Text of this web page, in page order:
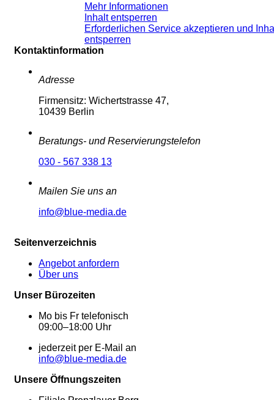
Mehr Informationen
Inhalt entsperren
Erforderlichen Service akzeptieren und
entsperren
Kontaktinformation
Adresse
Firmensitz: Wichertstrasse 47,
10439 Berlin
Beratungs- und Reservierungstelefon
030 - 567 338 13
Mailen Sie uns an
info@blue-media.de
Seitenverzeichnis
Angebot anfordern
Über uns
Unser Bürozeiten
Mo bis Fr telefonisch
09:00–18:00 Uhr
jederzeit per E-Mail an
info@blue-media.de
Unsere Öffnungszeiten